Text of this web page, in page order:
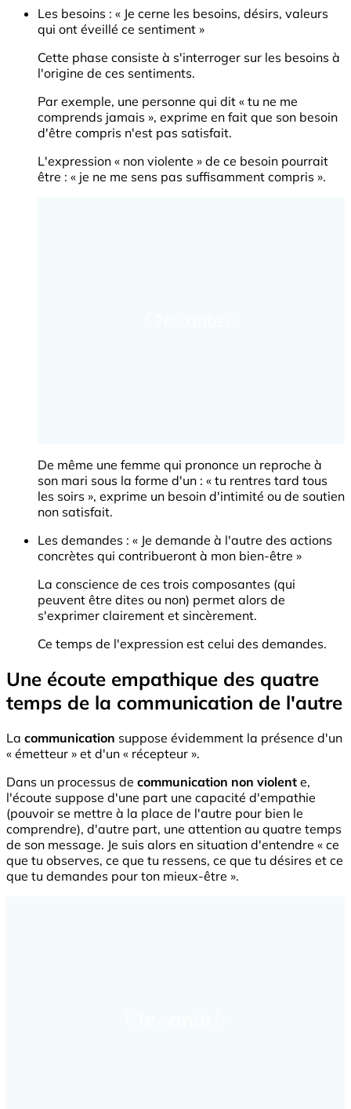
Les besoins : « Je cerne les besoins, désirs, valeurs
qui ont éveillé ce sentiment »
Cette phase consiste à s'interroger sur les besoins à
l'origine de ces sentiments.
Par exemple, une personne qui dit « tu ne me
comprends jamais », exprime en fait que son besoin
d'être compris n'est pas satisfait.
L'expression « non violente » de ce besoin pourrait
être : « je ne me sens pas suffisamment compris ».
De même une femme qui prononce un reproche à
son mari sous la forme d'un : « tu rentres tard tous
les soirs », exprime un besoin d'intimité ou de soutien
non satisfait.
Les demandes : « Je demande à l'autre des actions
concrètes qui contribueront à mon bien-être »
La conscience de ces trois composantes (qui
peuvent être dites ou non) permet alors de
s'exprimer clairement et sincèrement.
Ce temps de l'expression est celui des demandes.
Une écoute empathique des quatre
temps de la communication de l'autre
La communication suppose évidemment la présence d'un
« émetteur » et d'un « récepteur ».
Dans un processus de communication non violent e,
l'écoute suppose d'une part une capacité d'empathie
(pouvoir se mettre à la place de l'autre pour bien le
comprendre), d'autre part, une attention au quatre temps
de son message. Je suis alors en situation d'entendre « ce
que tu observes, ce que tu ressens, ce que tu désires et ce
que tu demandes pour ton mieux-être ».